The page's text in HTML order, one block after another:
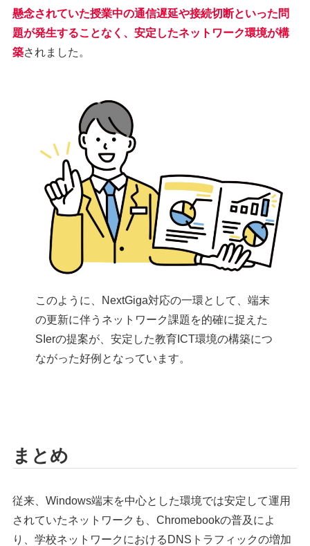
懸念されていた授業中の通信遅延や接続切断といった問
題が発生することなく、安定したネットワーク環境が構
築されました。
このように、NextGiga対応の一環として、端末
の更新に伴うネットワーク課題を的確に捉えた
SIerの提案が、安定した教育ICT環境の構築につ
ながった好例となっています。
まとめ
従来、Windows端末を中心とした環境では安定して運用
されていたネットワークも、Chromebookの普及によ
り、学校ネットワークにおけるDNSトラフィックの増加